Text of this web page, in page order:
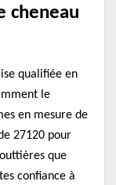
cheneau
qualifiée en
le
en mesure de
27120 pour
que
confiance à